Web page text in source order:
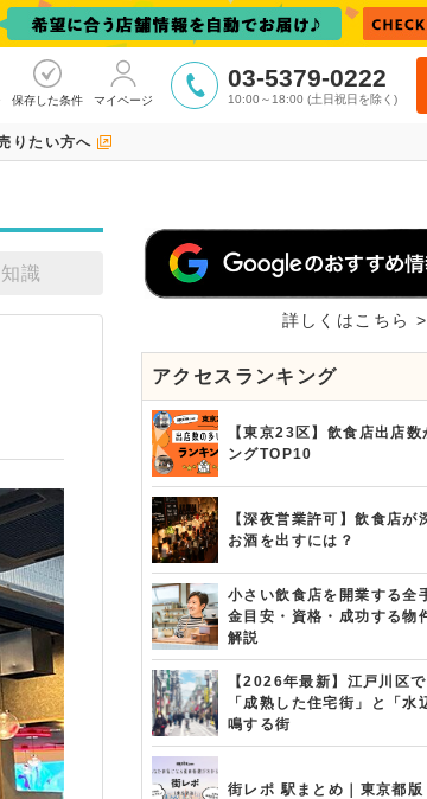
保存した条件 マイページ
03-5379-0222
10:00～18:00 (土日祝日を除く)
りたい方へ
識
詳しくはこちら >
アクセスランキング
【東京23区】飲食店出店
ングTOP10
【深夜営業許可】飲食店が
お酒を出すには？
小さい飲食店を開業する全
金目安・資格・成功する物
解説
【2026年最新】江戸川区
「成熟した住宅街」と「水
鳴する街
街レポ 駅まとめ｜東京都版